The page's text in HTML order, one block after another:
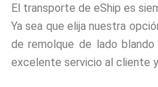
El transporte de eShip es
Ya sea que elija nuestra
de remolque de lado
excelente servicio al cliente